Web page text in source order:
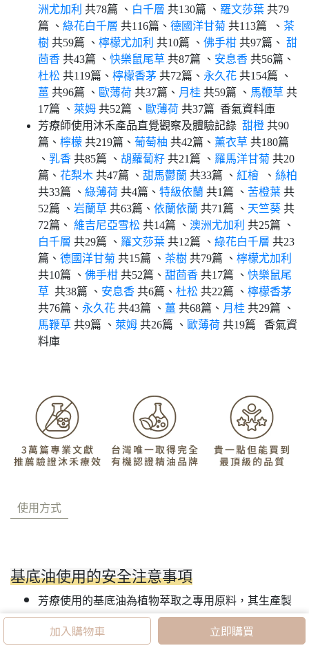
加入購物車 立即購買
洲尤加利 共78篇 、 白千層 共130篇 、 羅文莎葉 共79
篇 、 綠花白千層 共116篇、 德國洋甘菊 共113篇 、 茶
樹 共59篇 、 檸檬尤加利 共10篇 、 佛手柑 共97篇、 甜
茴香 共43篇 、 快樂鼠尾草 共87篇 、 安息香 共56篇、
杜松 共119篇、 檸檬香茅 共72篇、 永久花 共154篇 、
薑 共96篇 、 歐薄荷 共37篇、 月桂 共59篇 、 馬鞭草 共
17篇 、 萊姆 共52篇 、 歐薄荷 共37篇 香氣資料庫
芳療師使用沐禾產品直覺觀察及體驗記錄 甜橙 共90
篇、 檸檬 共219篇、 葡萄柚 共42篇、 薰衣草 共180篇
、 乳香 共85篇 、 胡蘿蔔籽 共21篇 、 羅馬洋甘菊 共20
篇、 花梨木 共47篇 、 甜馬鬱蘭 共33篇 、 紅檜 、 絲柏
共33篇 、 綠薄荷 共4篇、 特級依蘭 共1篇 、 苦橙葉 共
52篇 、 岩蘭草 共63篇、 依蘭依蘭 共71篇 、 天竺葵 共
72篇、 維吉尼亞雪松 共14篇 、 澳洲尤加利 共25篇 、
白千層 共29篇 、 羅文莎葉 共12篇 、 綠花白千層 共23
篇、 德國洋甘菊 共15篇 、 茶樹 共79篇 、 檸檬尤加利
共10篇 、 佛手柑 共52篇、 甜茴香 共17篇 、 快樂鼠尾
草 共38篇 、 安息香 共6篇、 杜松 共22篇 、 檸檬香茅
共76篇、 永久花 共43篇 、 薑 共68篇、 月桂 共29篇 、
馬鞭草 共9篇 、 萊姆 共26篇 、 歐薄荷 共19篇 香氣資
料庫
使用方式
基底油使用的安全注意事項
芳療使用的基底油為植物萃取之專用原料，其生產製
程、衛生標準及包裝規範與「食品級」不同，嚴禁內